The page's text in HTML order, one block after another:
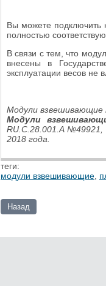
Вы можете
полностью
В связи с тем, что
внесены в
эксплуатации весов не
Модули взвешивающие
Модули
RU.C.28.001.A
2018 года.
теги:
модули взвешивающие
Назад